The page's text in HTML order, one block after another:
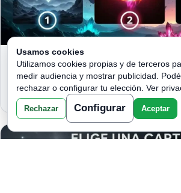
UNA DE ESTAS RUNAS TE
OBSERVANDO: NO LA
ELLA TE RECONOCIÓ
Usamos cookies
Utilizamos cookies propias y de terceros
medir audiencia y mostrar publicidad.
rechazar o configurar tu elección. Ver
Rechazar Configurar Aceptar